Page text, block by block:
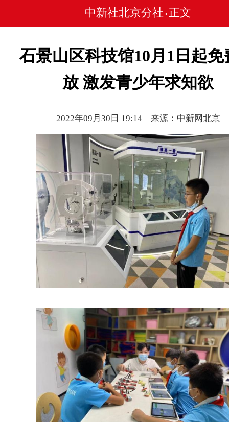
中新社北京分社 • 正文
石景山区科技馆10月1日起免
放 激发青少年求知欲
2022年09月30日 19:14 来源：中新网北京